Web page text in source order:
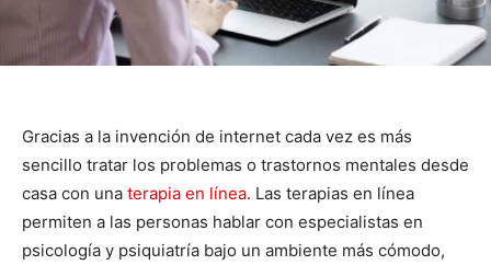
Gracias a la invención de internet cada vez es más
sencillo tratar los problemas o trastornos mentales desde
casa con una terapia en línea. Las terapias en línea
permiten a las personas hablar con especialistas en
psicología y psiquiatría bajo un ambiente más cómodo,